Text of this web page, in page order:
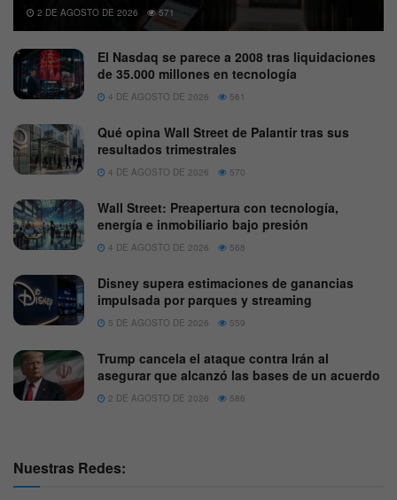
2 DE AGOSTO DE 2026 571
El Nasdaq se parece a 2008 tras liquidaciones
de 35.000 millones en tecnología
4 DE AGOSTO DE 2026 561
Qué opina Wall Street de Palantir tras sus
resultados trimestrales
4 DE AGOSTO DE 2026 570
Wall Street: Preapertura con tecnología,
energía e inmobiliario bajo presión
4 DE AGOSTO DE 2026 568
Disney supera estimaciones de ganancias
impulsada por parques y streaming
5 DE AGOSTO DE 2026 559
Trump cancela el ataque contra Irán al
asegurar que alcanzó las bases de un acuerdo
2 DE AGOSTO DE 2026 586
Nuestras Redes: